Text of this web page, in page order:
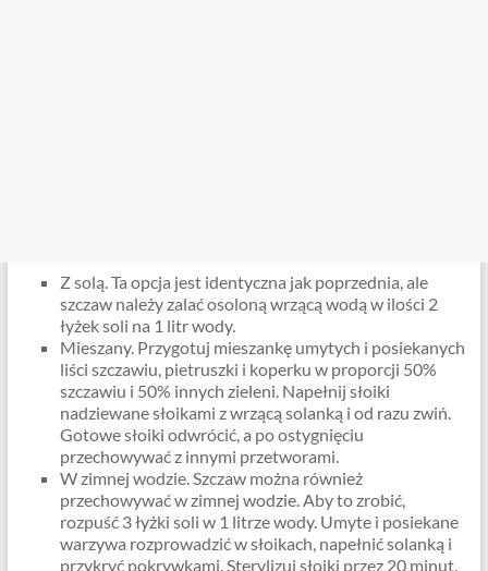
Z solą. Ta opcja jest identyczna jak poprzednia, ale
szczaw należy zalać osoloną wrzącą wodą w ilości 2
łyżek soli na 1 litr wody.
Mieszany. Przygotuj mieszankę umytych i posiekanych
liści szczawiu, pietruszki i koperku w proporcji 50%
szczawiu i 50% innych zieleni. Napełnij słoiki
nadziewane słoikami z wrzącą solanką i od razu zwiń.
Gotowe słoiki odwrócić, a po ostygnięciu
przechowywać z innymi przetworami.
W zimnej wodzie. Szczaw można również
przechowywać w zimnej wodzie. Aby to zrobić,
rozpuść 3 łyżki soli w 1 litrze wody. Umyte i posiekane
warzywa rozprowadzić w słoikach, napełnić solanką i
przykryć pokrywkami. Sterylizuj słoiki przez 20 minut,